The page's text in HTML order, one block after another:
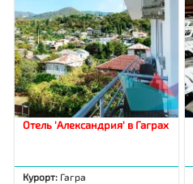
Отель 'Александрия' в Гаграх
Курорт: Гагра